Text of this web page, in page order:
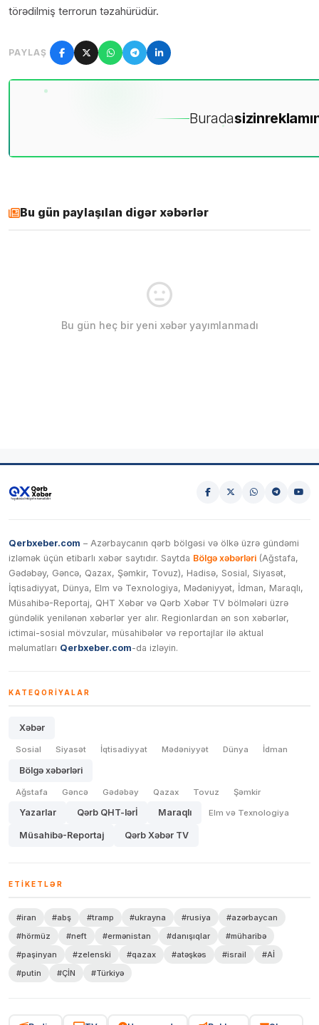
törədilmiş terrorun təzahürüdür.
PAYLAŞ
Buradasizin
Bu gün paylaşılan digər xəbərlər
Bu gün heç bir yeni xəbər yayımlanmadı
Qerbxeber.com – Azərbaycanın qərb bölgəsi və ölkə üzrə gündəmi
izləmək üçün etibarlı xəbər saytıdır. Saytda Bölgə xəbərləri (Ağstafa,
Gədəbəy, Gəncə, Qazax, Şəmkir, Tovuz), Hadisə, Sosial, Siyasət,
İqtisadiyyat, Dünya, Elm və Texnologiya, Mədəniyyət, İdman, Maraqlı,
Müsahibə-Reportaj, QHT Xəbər və Qərb Xəbər TV bölmələri üzrə
gündəlik yenilənən xəbərlər yer alır. Regionlardan ən son xəbərlər,
ictimai-sosial mövzular, müsahibələr və reportajlar ilə aktual
məlumatları Qerbxeber.com-da izləyin.
KATEQORIYALAR
Xəbər
Sosial Siyasət İqtisadiyyat Mədəniyyət Dünya İdman
Bölgə xəbərləri
Ağstafa Gəncə Gədəbəy Qazax Tovuz Şəmkir
Yazarlar Qərb QHT-lərİ Maraqlı Elm və Texnologiya
Müsahibə-Reportaj Qərb Xəbər TV
ETIKETLƏR
#iran #abş #tramp #ukrayna #rusiya
#azərbaycan
#hörmüz
#neft #ermənistan #danışıqlar
#müharibə
#paşinyan
#zelenski #qazax #atəşkəs #israil
#Aİ
#putin
#ÇİN #Türkiyə